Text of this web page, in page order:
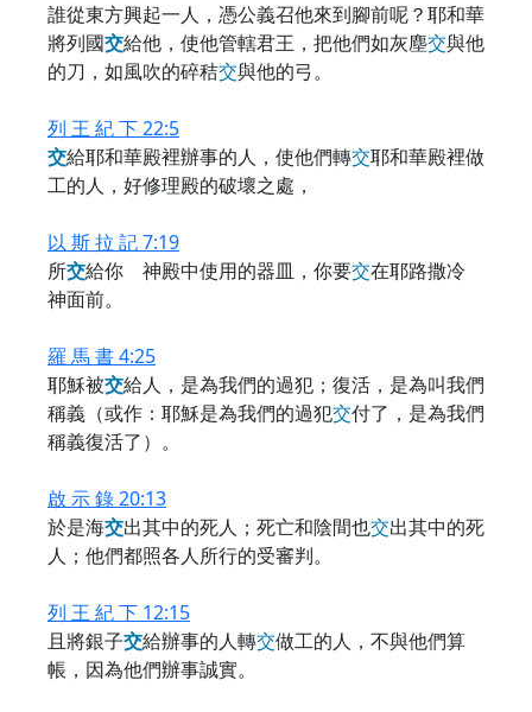
誰從東方興起一人，憑公義召他來到腳前呢？耶和華
將列國交給他，使他管轄君王，把他們如灰塵交與他
的刀，如風吹的碎秸交與他的弓。
列 王 紀 下 22:5
交給耶和華殿裡辦事的人，使他們轉交耶和華殿裡做
工的人，好修理殿的破壞之處，
以 斯 拉 記 7:19
所交給你 神殿中使用的器皿，你要交在耶路撒冷
神面前。
羅 馬 書 4:25
耶穌被交給人，是為我們的過犯；復活，是為叫我們
稱義（或作：耶穌是為我們的過犯交付了，是為我們
稱義復活了）。
啟 示 錄 20:13
於是海交出其中的死人；死亡和陰間也交出其中的死
人；他們都照各人所行的受審判。
列 王 紀 下 12:15
且將銀子交給辦事的人轉交做工的人，不與他們算
帳，因為他們辦事誠實。